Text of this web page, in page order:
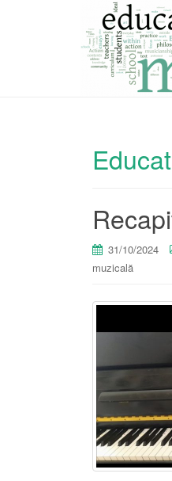
31/10/2024
muzicală